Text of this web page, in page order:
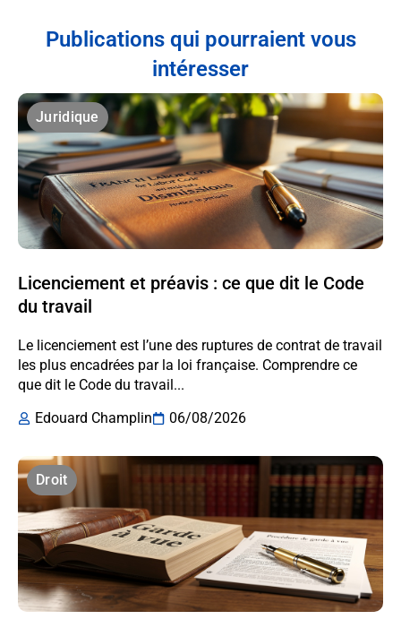
Publications qui pourraient vous
intéresser
Juridique
Licenciement et préavis : ce que dit le Code
du travail
Le licenciement est l’une des ruptures de contrat de travail
les plus encadrées par la loi française. Comprendre ce
que dit le Code du travail...
Edouard Champlin
06/08/2026
Droit